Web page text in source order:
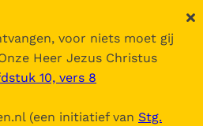
voor niets moet gij
Heer Jezus Christus
10, vers 8
(een initiatief van Stg.